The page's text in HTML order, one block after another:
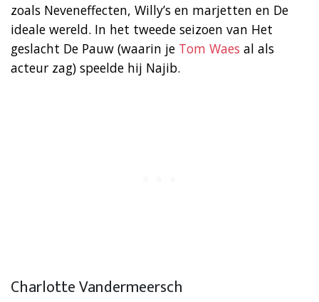
zoals Neveneffecten, Willy’s en marjetten en De
ideale wereld. In het tweede seizoen van Het
geslacht De Pauw (waarin je Tom Waes al als
acteur zag) speelde hij Najib.
Charlotte Vandermeersch